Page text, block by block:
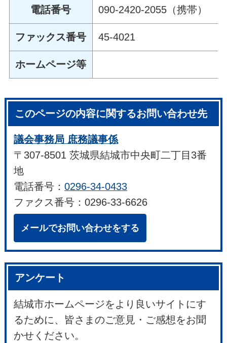
電話番号 090-2420-2055（携帯）
ファックス番号 45-4021
ホームページ等
このページの内容に関するお問い合わせ先
議会事務局 庶務議事係
〒307-8501 茨城県結城市中央町二丁目3番
地
電話番号：0296-34-0433
ファクス番号：0296-33-6626
メールでお問い合わせをする
アンケート
結城市ホームページをより良いサイトにす
るために、皆さまのご意見・ご感想をお聞
かせください。